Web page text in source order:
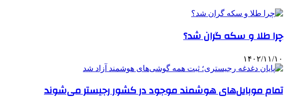
چرا طلا و سکه گران شد؟
۱۴۰۲/۱۱/۱۰
تمام موبایل‌های هوشمند موجود در کشور رجیستر می‌شوند